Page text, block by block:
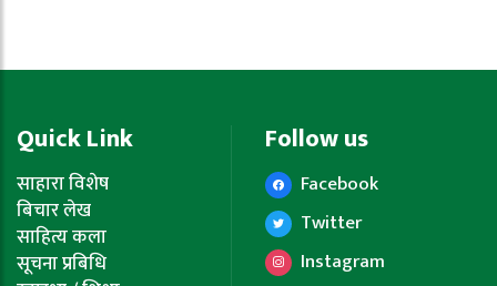
Quick Link
साहारा विशेष
बिचार लेख
साहित्य कला
सूचना प्रबिधि
Follow us
Facebook
Twitter
Instagram